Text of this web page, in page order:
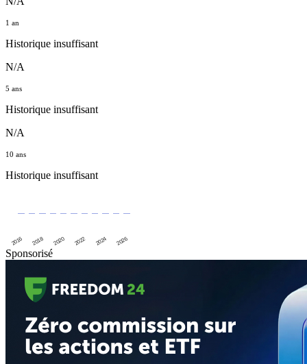
1 an
Historique insuffisant
N/A
5 ans
Historique insuffisant
N/A
10 ans
Historique insuffisant
2016 2018 2020 2022 2024 2026
Sponsorisé